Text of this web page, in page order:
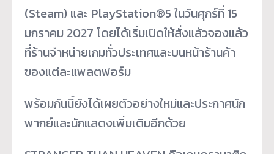
(Steam) และ PlayStation®5 ในวันศุกร์ที่ 15
มกราคม 2027 โดยได้เริ่มเปิดให้สั่งแล้วจองแล้ว
ที่ร้านจำหน่ายเกมทั่วประเทศและบนหน้าร้านค้า
ของแต่ละแพลตฟอร์ม
พร้อมกันนี้ยังได้เผยตัวอย่างใหม่และประกาศนัก
พากย์และนักแสดงเพิ่มเติมอีกด้วย